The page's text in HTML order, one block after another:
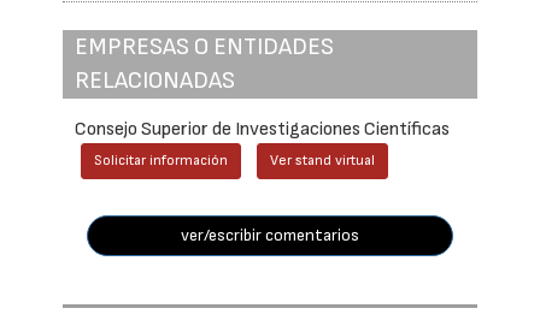
EMPRESAS O ENTIDADES
RELACIONADAS
Consejo Superior de Investigaciones Científicas
Solicitar información Ver stand virtual
ver/escribir comentarios